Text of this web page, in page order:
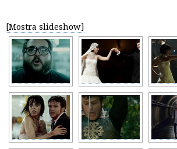
[Mostra slideshow]